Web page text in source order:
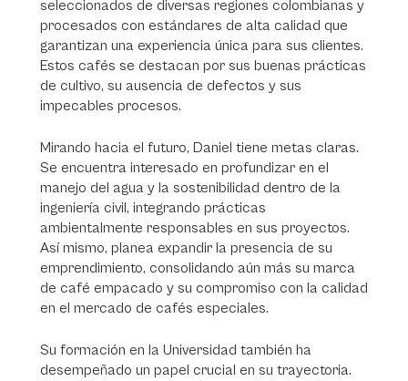
seleccionados de diversas regiones colombianas y
procesados con estándares de alta calidad que
garantizan una experiencia única para sus clientes.
Estos cafés se destacan por sus buenas prácticas
de cultivo, su ausencia de defectos y sus
impecables procesos.
Mirando hacia el futuro, Daniel tiene metas claras.
Se encuentra interesado en profundizar en el
manejo del agua y la sostenibilidad dentro de la
ingeniería civil, integrando prácticas
ambientalmente responsables en sus proyectos.
Así mismo, planea expandir la presencia de su
emprendimiento, consolidando aún más su marca
de café empacado y su compromiso con la calidad
en el mercado de cafés especiales.
Su formación en la Universidad también ha
desempeñado un papel crucial en su trayectoria.